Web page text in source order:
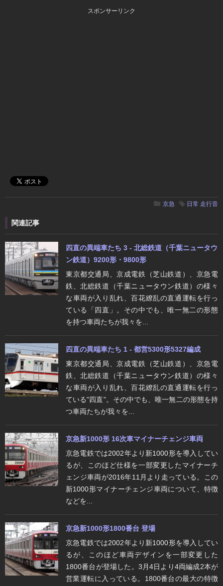
スポンサーリンク
京急 日常 走行音
関連記事
四直の異端車たち 3 - 北総鉄道（千葉ニュータウ
ン鉄道）9200形・9800形
東京都交通局、京成電鉄（芝山鉄道）、京急電
鉄、北総鉄道（千葉ニュータウン鉄道）の様々
な車両が入り乱れ、百花繚乱の直通運転を行っ
ている「四直」。その中でも、唯一無二の形態
を持つ車両たちが我々を...
四直の異端車たち 1 - 都営5300形5327編成
東京都交通局、京成電鉄（芝山鉄道）、京急電
鉄、北総鉄道（千葉ニュータウン鉄道）の様々
な車両が入り乱れ、百花繚乱の直通運転を行っ
ている"四直"。その中でも、唯一無二の形態を持
つ車両たちが我々を...
京急新1000形 16次車マイナーチェンジ車両
京急電鉄では2002年より新1000形を導入してい
るが、このほど仕様を一部変更したマイナーチ
ェンジ車両が2016年11月より走っている。この
新1000形マイナーチェンジ車両について、特徴
などを...
京急新1000形1800番台 登場
京急電鉄では2002年より新1000形を導入してい
るが、このほど車両デザインを一部変更した
1800番台が登場した。3月4日より4両編成2本が
営業運転に入っている。1800番台の最大の特徴